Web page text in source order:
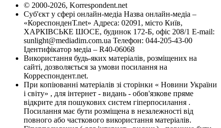
© 2000-2026, Korrespondent.net
Суб'єкт у сфері онлайн-медіа Назва онлайн-медіа –
«КореспонденТ.net» Адреса: 02091, місто Київ,
ХАРКІВСЬКЕ ШОСЕ, будинок 172-Б, офіс 208/1 E-mail:
sunlight@mediadim.com.ua Телефон: 044-205-43-00
Ідентифікатор медіа – R40-06068
Використання будь-яких матеріалів, розміщених на
сайті, дозволяється за умови посилання на
Корреспондент.net.
При копіюванні матеріалів зі сторінки « Новини України
і світу» , для інтернет - видань - обов'язкове пряме
відкрите для пошукових систем гіперпосилання .
Посилання має бути розміщена в незалежності від
повного або часткового використання матеріалів.